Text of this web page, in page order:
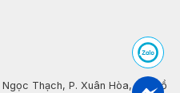
Thạch, P. Xuân Hòa, Tp. Hồ